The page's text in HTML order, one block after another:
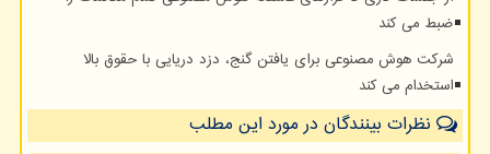
ضبط می کند
شرکت هوش مصنوعی برای یافتن گنج، دزد دریایی با حقوق بالا
استخدام می کند
نظرات بینندگان در مورد این مطلب